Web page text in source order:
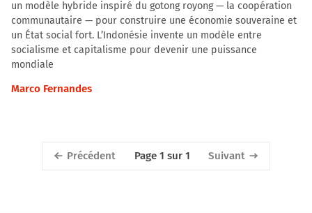
un modèle hybride inspiré du gotong royong — la coopération
communautaire — pour construire une économie souveraine et
un État social fort. L’Indonésie invente un modèle entre
socialisme et capitalisme pour devenir une puissance
mondiale
Marco Fernandes
Précédent Page 1 sur 1 Suivant